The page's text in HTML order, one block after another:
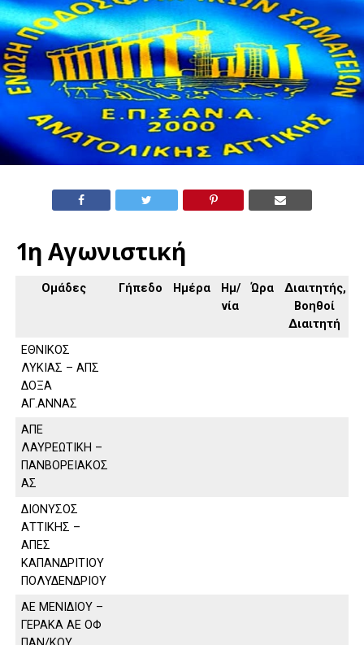
1η Αγωνιστική
Ομάδες Γήπεδο Ημέρα
Ημ/
νία
Ώρα
Διαιτητής,
Βοηθοί
Διαιτητή
ΕΘΝΙΚΟΣ
ΛΥΚΙΑΣ – ΑΠΣ
ΔΟΞΑ
ΑΓ.ΑΝΝΑΣ
ΑΠΕ
ΛΑΥΡΕΩΤΙΚΗ –
ΠΑΝΒΟΡΕΙΑΚΟΣ
ΑΣ
ΔΙΟΝΥΣΟΣ
ΑΤΤΙΚΗΣ –
ΑΠΕΣ
ΚΑΠΑΝΔΡΙΤΙΟΥ
ΠΟΛΥΔΕΝΔΡΙΟΥ
ΑΕ ΜΕΝΙΔΙΟΥ –
ΓΕΡΑΚΑ ΑΕ ΟΦ